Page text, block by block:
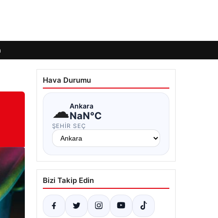
Hava Durumu
☁Ankara
NaN°C
ŞEHIR SEÇ
Bizi Takip Edin